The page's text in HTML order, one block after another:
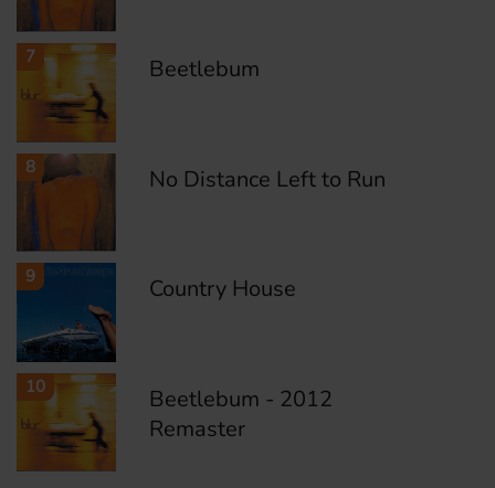
7 Beetlebum
8 No Distance Left to Run
9 Country House
10
Beetlebum - 2012
Remaster